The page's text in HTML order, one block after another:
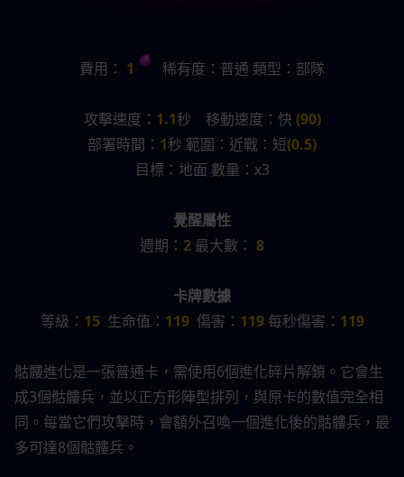
費用： 1 稀有度：普通 類型：部隊
攻擊速度： 1.1秒    移動速度：快 (90)
部署時間： 1秒 範圍：近戰：短(0.5)
目標：地面 數量：x3
覺醒屬性
週期： 2 最大數： 8
卡牌數據
等級： 15 生命值： 119 傷害： 119 每秒傷害： 119
骷髏進化是一張普通卡，需使用6個進化碎片解鎖。它會生
成3個骷髏兵，並以正方形陣型排列，與原卡的數值完全相
同。每當它們攻擊時，會額外召喚一個進化後的骷髏兵，最
多可達8個骷髏兵。